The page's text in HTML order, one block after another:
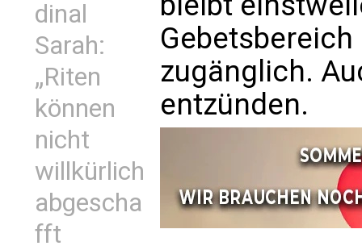
dinal
Sarah:
„Riten
können
nicht
willkürlich
abgescha
fft
zugänglich.
entzünden.